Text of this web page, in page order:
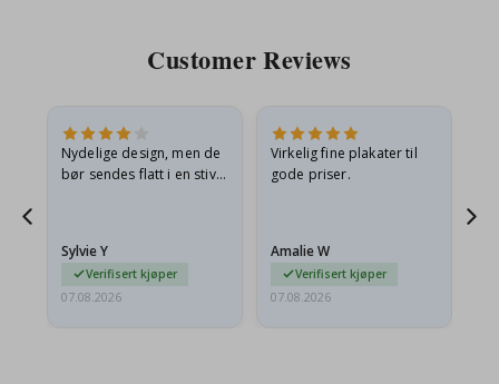
Customer Reviews
Nydelige design, men de
bør sendes flatt i en stiv
Sylvie Y
Verifisert kjøper
07.08.2026
Virkelig fine plakater til
gode priser.
Amalie W
Verifisert kjøper
07.08.2026